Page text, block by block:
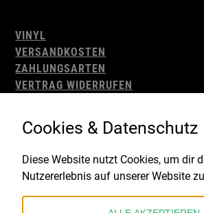
VINYL
VERSANDKOSTEN
ZAHLUNGSARTEN
VERTRAG WIDERRUFEN
WIDERRUFSBELEHRUNG
IMPRESSUM
Gefördert durch:
Cookies & Datenschutz
Diese Website nutzt Cookies, um dir
Nutzererlebnis auf unserer Website